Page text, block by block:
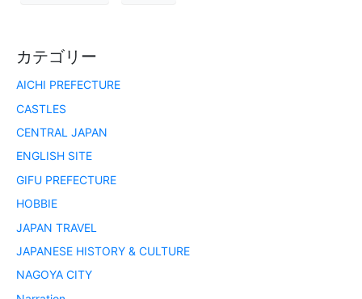
カテゴリー
AICHI PREFECTURE
CASTLES
CENTRAL JAPAN
ENGLISH SITE
GIFU PREFECTURE
HOBBIE
JAPAN TRAVEL
JAPANESE HISTORY & CULTURE
NAGOYA CITY